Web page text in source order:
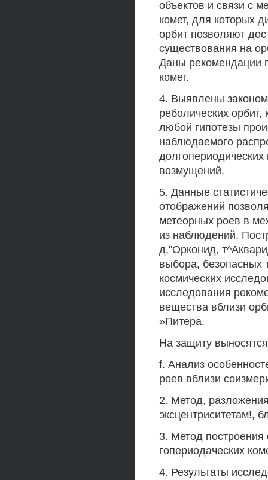
объектов и связи с
комет, для которых
орбит позволяют
существования на
Даны рекомендации
комет.
4. Выявлены
реболических
любой гипотезы
наблюдаемого
долгопериодических
возмущений.
5. Данные
отображений
метеорных роев в
из наблюдений.
д,"Орконид,
выбора, безопасных
космических
исследования
вещества вблизи
»Питера.
На защиту
f. Анализ
роев вблизи
2. Метод,
эксцентриситетам!,
3. Метод
гопериодаческих
4. Результаты